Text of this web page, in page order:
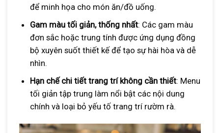
để minh họa cho món ăn/đồ uống.
Gam màu tối giản, thống nhất: Các gam màu
đơn sắc hoặc trung tính được ứng dụng đồng
bộ xuyên suốt thiết kế để tạo sự hài hòa và dễ
nhìn.
Hạn chế chi tiết trang trí không cần thiết: Menu
tối giản tập trung làm nổi bật các nội dung
chính và loại bỏ yếu tố trang trí rườm rà.